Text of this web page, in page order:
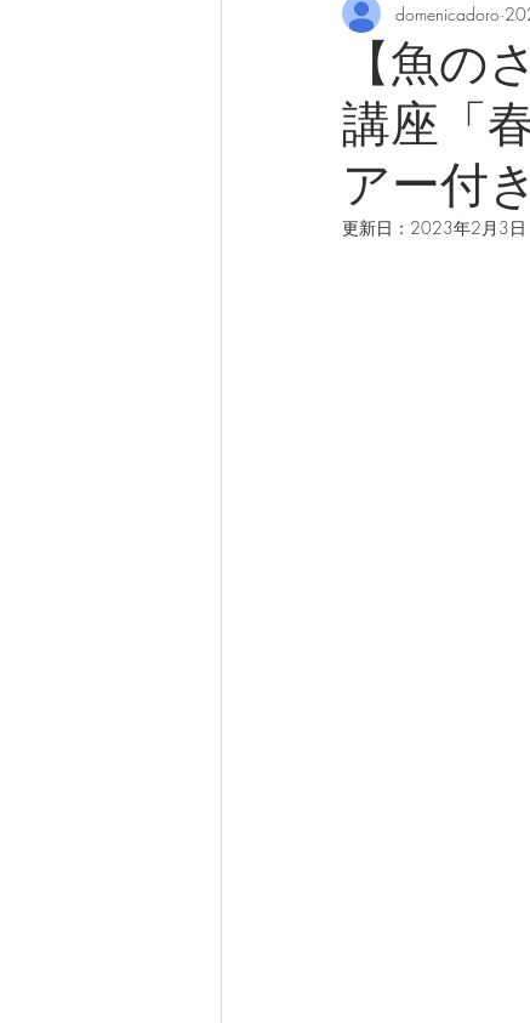
【魚の
講座「
アー付き
domenicadoro
更新日： 2023年2月3日